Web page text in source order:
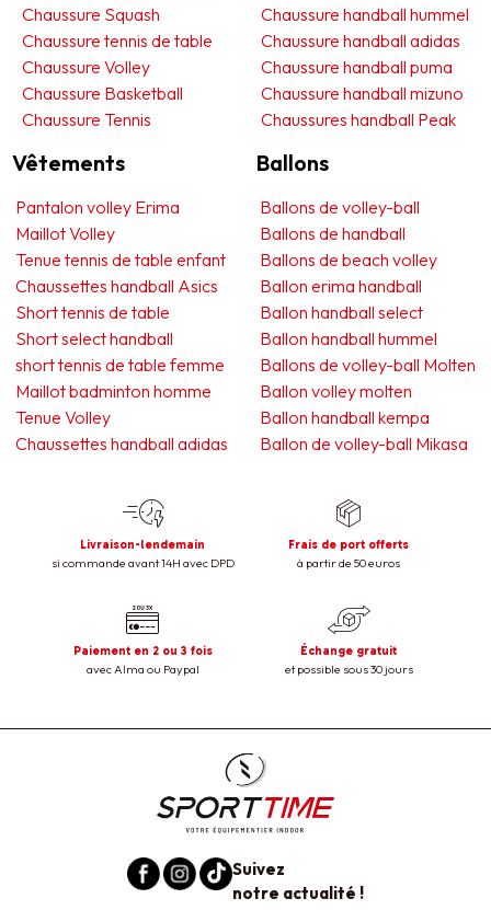
Chaussure Squash
Chaussure tennis de table
Chaussure Volley
Chaussure Basketball
Chaussure Tennis
Chaussure handball hummel
Chaussure handball adidas
Chaussure handball puma
Chaussure handball mizuno
Chaussures handball Peak
Vêtements
Pantalon volley Erima
Maillot Volley
Tenue tennis de table enfant
Chaussettes handball Asics
Short tennis de table
Short select handball
short tennis de table femme
Maillot badminton homme
Tenue Volley
Chaussettes handball adidas
Ballons
Ballons de volley-ball
Ballons de handball
Ballons de beach volley
Ballon erima handball
Ballon handball select
Ballon handball hummel
Ballons de volley-ball Molten
Ballon volley molten
Ballon handball kempa
Ballon de volley-ball Mikasa
Livraison-lendemain
si commande avant 14H avec DPD
Frais de port offerts
à partir de 50 euros
Paiement en 2 ou 3 fois
avec Alma ou Paypal
Échange gratuit
et possible sous 30 jours
Suivez
notre actualité !